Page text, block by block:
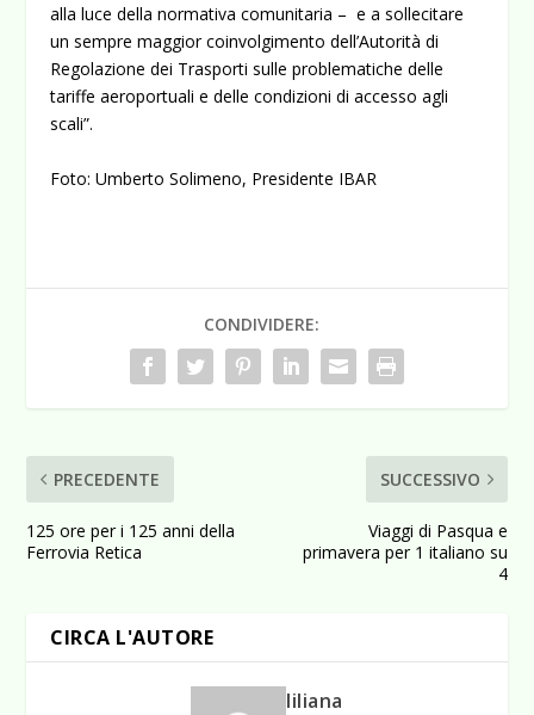
alla luce della normativa comunitaria – e a sollecitare
un sempre maggior coinvolgimento dell’Autorità di
Regolazione dei Trasporti sulle problematiche delle
tariffe aeroportuali e delle condizioni di accesso agli
scali”.
Foto: Umberto Solimeno, Presidente IBAR
CONDIVIDERE:
PRECEDENTE
125 ore per i 125 anni della
Ferrovia Retica
SUCCESSIVO
Viaggi di Pasqua e
primavera per 1 italiano su
4
CIRCA L'AUTORE
liliana